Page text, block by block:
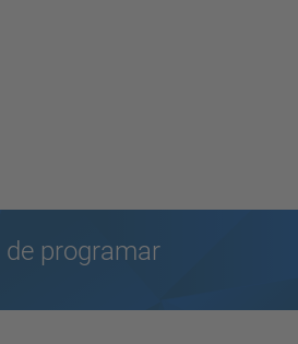
de programar